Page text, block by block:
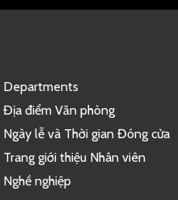
Departments
Địa điểm Văn phòng
Ngày lễ và Thời gian Đóng cửa
Trang giới thiệu Nhân viên
Nghề nghiệp